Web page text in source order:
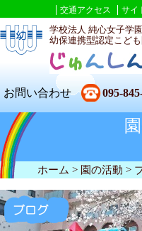
交通アクセス サイ
学校法人 純心女子学園
幼保連携型認定こど
お問い合わせ 095-
ホーム > 園の活動 >